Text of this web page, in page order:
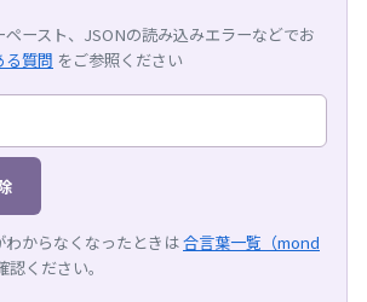
ースト、JSONの読み込みエラーなどでお
る質問 をご参照ください
からなくなったときは合言葉一覧（mond
認ください。